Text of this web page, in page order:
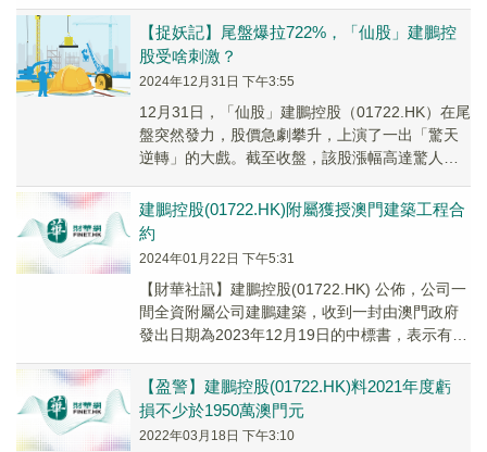
【捉妖記】尾盤爆拉722%，「仙股」建鵬控
股受啥刺激？
2024年12月31日 下午3:55
12月31日，「仙股」建鵬控股（01722.HK）在尾
盤突然發力，股價急劇攀升，上演了一出「驚天
逆轉」的大戲。截至收盤，該股漲幅高達驚人的
建鵬控股(01722.HK)附屬獲授澳門建築工程合
約
2024年01月22日 下午5:31
【財華社訊】建鵬控股(01722.HK) 公佈，公司一
間全資附屬公司建鵬建築，收到一封由澳門政府
發出日期為2023年12月19日的中標書，表示有意
【盈警】建鵬控股(01722.HK)料2021年度虧
損不少於1950萬澳門元
2022年03月18日 下午3:10